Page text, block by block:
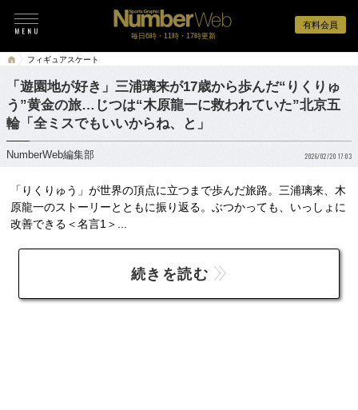
有料会員
毎日6時・11時・17時更新
フィギュアスケート
「遊園地が好き」三浦璃来が17歳から歩んだ“りくりゅ
う”黄金の旅…じつは“木原龍一に救われていた”北京五
輪「全ミスでもいいからね、と」
NumberWeb編集部 2026/02/20 17:03
「りくりゅう」が世界の頂点に立つまで歩んだ旅路。三浦璃来、木
原龍一のストーリーとともに振り返る。ぶつかっても、いっしょに
改善できる＜名言1＞...
続きを読む